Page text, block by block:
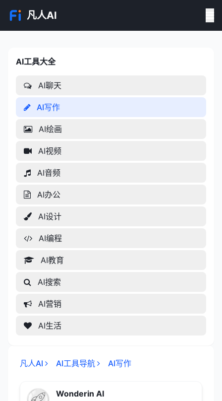
凡人AI
AI工具大全
AI工具大全
AI聊天
AI写作
AI绘画
AI视频
AI音频
AI办公
AI设计
AI编程
AI教育
AI搜索
AI营销
AI生活
凡人AI AI工具导航 AI写作
Wonderin AI